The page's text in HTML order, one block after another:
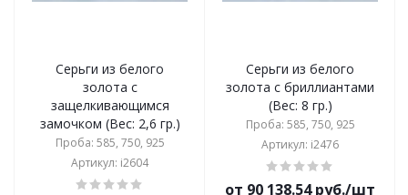
Серьги из белого
золота с
защелкивающимся
замочком (Вес: 2,6 гр.)
Проба: 585, 750, 925
Артикул: i2604
Серьги из белого
золота с бриллиантами
(Вес: 8 гр.)
Проба: 585, 750, 925
Артикул: i2476
от 90 138.54 руб./шт